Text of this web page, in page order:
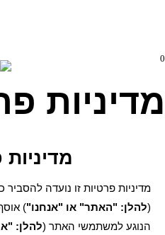
0
מדיניות
(להלן: "האתר" או "אנחנו")
הנוגע למשתמשי האתר (להלן: